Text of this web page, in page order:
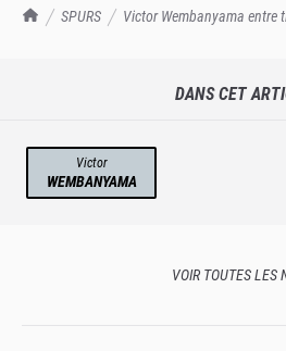
TrashTalk Actu NBA
SPURS
Victor Wembanyama entre
DANS CET
Victor
WEMBANYAMA
VOIR TOUTES LES